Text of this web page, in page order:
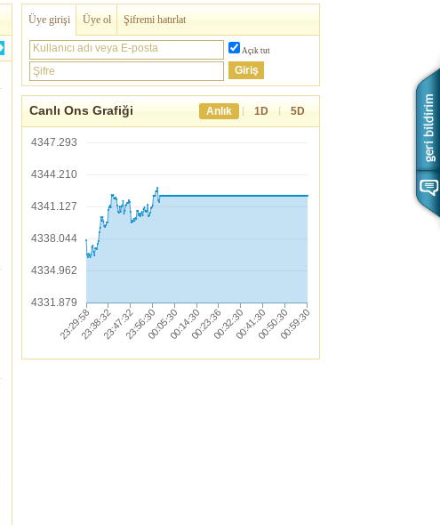
Üye girişi Üye ol Şifremi hatırlat
Kullanıcı adı veya E-posta Açık tut
Şifre
Canlı Ons Grafiği Anlık | 1D | 5D
4347.293
4344.210
4341.127
4338.044
4334.962
4331.879